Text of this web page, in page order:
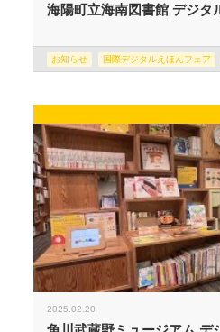
海陽町立海南図書館 デジタ
お知らせ 国際デジタルえほんフェア
2025.02.20